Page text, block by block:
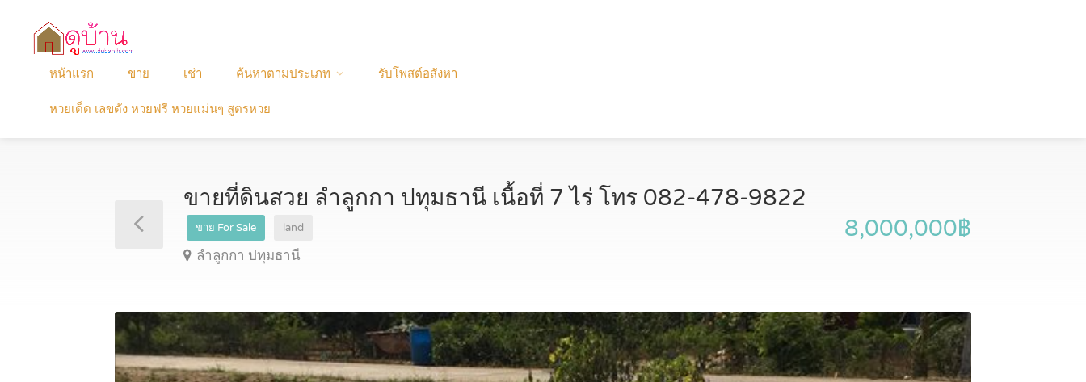
หน้าแรก ขาย เช่า ค้นหาตามประเภท รับโพสต์อสังหา
หวยเด็ด เลขดัง หวยฟรี หวยแม่นๆ สูตรหวย
ขายที่ดินสวย ลำลูกกา ปทุมธานี เนื้อที่ 7 ไร่ โทร 082-478-9822
ขาย For Sale land
ลำลูกกา ปทุมธานี
8,000,000฿